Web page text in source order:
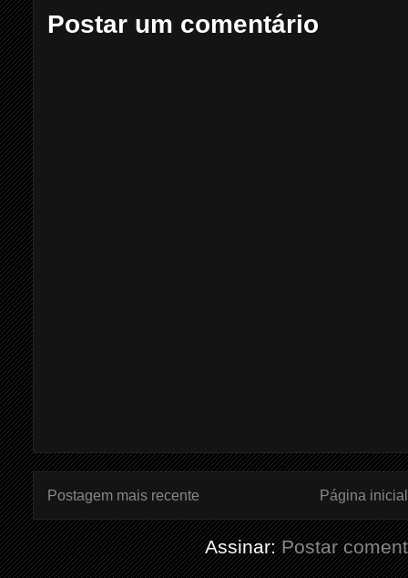
Postar um comentário
Postagem mais recente Página inicial
Assinar:Postar